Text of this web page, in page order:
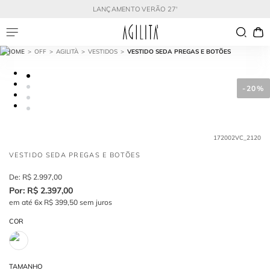
LANÇAMENTO VERÃO 27'
OFF AGILITÀ VESTIDOS VESTIDO SEDA PREGAS E BOTÕES
- 20%
172002VC_2120
VESTIDO SEDA PREGAS E BOTÕES
R$ 2.997,00
R$ 2.397,00
em até 6x R$ 399,50 sem juros
COR
TAMANHO